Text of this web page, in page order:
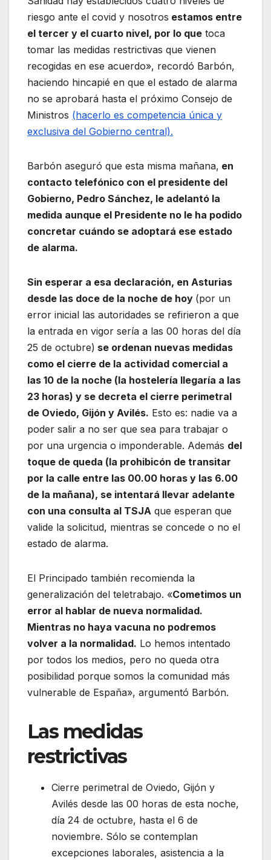
riesgo ante el covid y nosotros estamos entre
el tercer y el cuarto nivel, por lo que toca
tomar las medidas restrictivas que vienen
recogidas en ese acuerdo», recordó Barbón,
haciendo hincapié en que el estado de alarma
no se aprobará hasta el próximo Consejo de
Ministros (hacerlo es competencia única y
exclusiva del Gobierno central).
Barbón aseguró que esta misma mañana, en
contacto telefónico con el presidente del
Gobierno, Pedro Sánchez, le adelantó la
medida aunque el Presidente no le ha podido
concretar cuándo se adoptará ese estado
de alarma.
Sin esperar a esa declaración, en Asturias
desde las doce de la noche de hoy (por un
error inicial las autoridades se refirieron a que
la entrada en vigor sería a las 00 horas del día
25 de octubre) se ordenan nuevas medidas
como el cierre de la actividad comercial a
las 10 de la noche (la hostelería llegaría a las
23 horas) y se decreta el cierre perimetral
de Oviedo, Gijón y Avilés. Esto es: nadie va a
poder salir a no ser que sea para trabajar o
por una urgencia o imponderable. Además del
toque de queda (la prohibicón de transitar
por la calle entre las 00.00 horas y las 6.00
de la mañana), se intentará llevar adelante
con una consulta al TSJA que esperan que
valide la solicitud, mientras se concede o no el
estado de alarma.
El Principado también recomienda la
generalización del teletrabajo. «Cometimos un
error al hablar de nueva normalidad.
Mientras no haya vacuna no podremos
volver a la normalidad. Lo hemos intentado
por todos los medios, pero no queda otra
posibilidad porque somos la comunidad más
vulnerable de España», argumentó Barbón.
Las medidas
restrictivas
Cierre perimetral de Oviedo, Gijón y
Avilés desde las 00 horas de esta noche,
día 24 de octubre, hasta el 6 de
noviembre. Sólo se contemplan
excepciones laborales, asistencia a la